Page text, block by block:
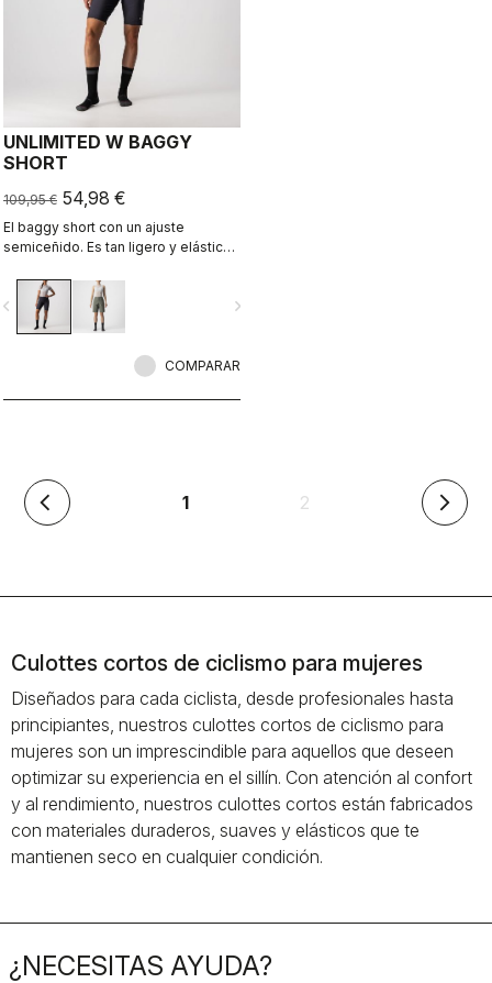
UNLIMITED W BAGGY
SHORT
109,95 € 54,98 €
El baggy short con un ajuste
semiceñido. Es tan ligero y elástico
badana para que puedas ponértelo
con tu culotte de ciclismo favorito.
navigate_next
COMPARAR
arrow_back_ios 1(actual) 2 arrow_forward_ios
Culottes cortos de ciclismo para mujeres
Diseñados para cada ciclista, desde profesionales hasta
principiantes, nuestros culottes cortos de ciclismo para
mujeres son un imprescindible para aquellos que deseen
optimizar su experiencia en el sillín. Con atención al confort
y al rendimiento, nuestros culottes cortos están fabricados
con materiales duraderos, suaves y elásticos que te
mantienen seco en cualquier condición.
¿NECESITAS AYUDA?